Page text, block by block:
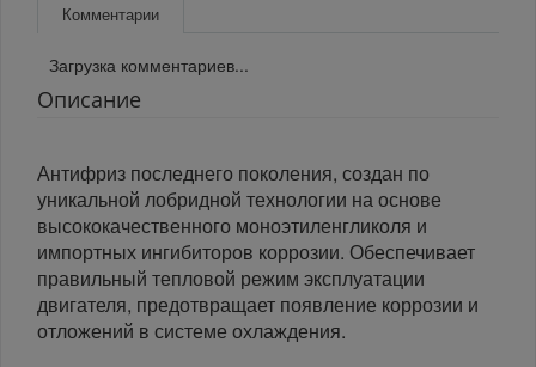
Комментарии
Загрузка комментариев...
Описание
Антифриз последнего поколения, создан по
уникальной лобридной технологии на основе
высококачественного моноэтиленгликоля и
импортных ингибиторов коррозии. Обеспечивает
правильный тепловой режим эксплуатации
двигателя, предотвращает появление коррозии и
отложений в системе охлаждения.